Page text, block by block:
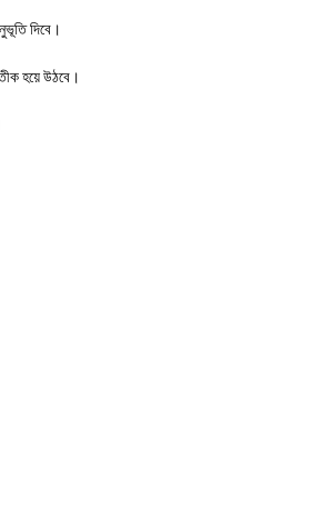
দিবে।
হয়ে উঠবে।